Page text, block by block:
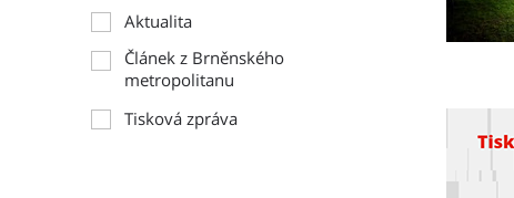
Aktualita
Článek z Brněnského
metropolitanu
Tisková zpráva